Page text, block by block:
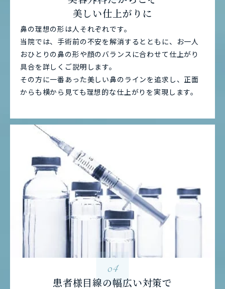
美しい仕上がりに
鼻の理想の形は人それぞれです。
当院では、手術前の不安を解消するとともに、お一人
おひとりの鼻の形や顔のバランスに合わせて仕上がり
具合を詳しくご説明します。
その方に一番あった美しい鼻のラインを追求し、正面
からも横から見ても理想的な仕上がりを実現します。
04
患者様目線の幅広い対策で